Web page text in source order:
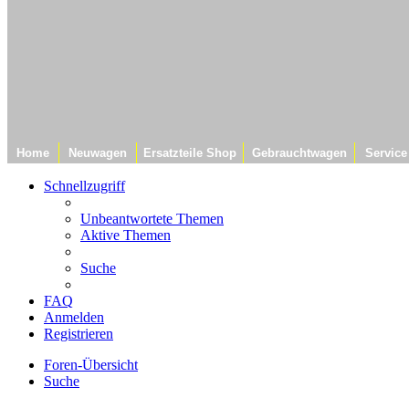
Home Neuwagen Ersatzteile Shop Gebrauchtwagen Service
Schnellzugriff
Unbeantwortete Themen
Aktive Themen
Suche
FAQ
Anmelden
Registrieren
Foren-Übersicht
Suche